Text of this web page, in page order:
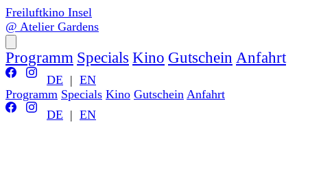
Freiluftkino Insel
@ Atelier Gardens
Programm Specials Kino Gutschein Anfahrt
DE | EN
Programm Specials Kino Gutschein Anfahrt
DE | EN